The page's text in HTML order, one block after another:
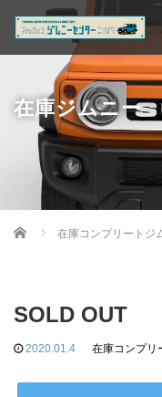
在庫ジムニー
Home 在庫コンプリートジ
SOLD OUT
2020.01.4 在庫コンプリ